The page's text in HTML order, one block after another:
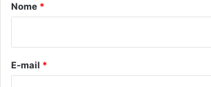
*
Nome *
E-mail *